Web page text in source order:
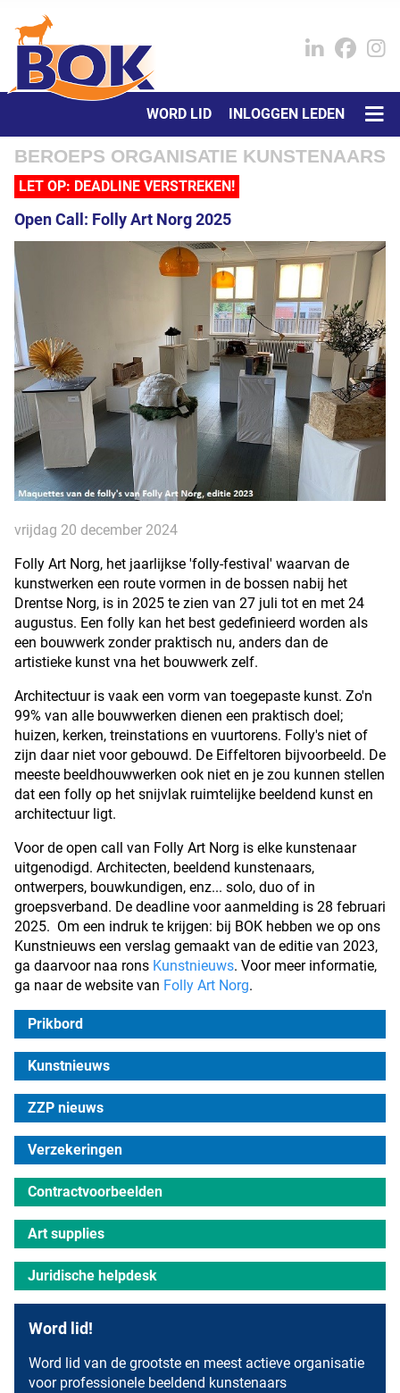
WORD LID INLOGGEN LEDEN
BEROEPS ORGANISATIE KUNSTENAARS
LET OP: DEADLINE VERSTREKEN!
Open Call: Folly Art Norg 2025
vrijdag 20 december 2024
Folly Art Norg, het jaarlijkse 'folly-festival' waarvan de
kunstwerken een route vormen in de bossen nabij het
Drentse Norg, is in 2025 te zien van 27 juli tot en met 24
augustus. Een folly kan het best gedefinieerd worden als
een bouwwerk zonder praktisch nu, anders dan de
artistieke kunst vna het bouwwerk zelf.
Architectuur is vaak een vorm van toegepaste kunst. Zo'n
99% van alle bouwwerken dienen een praktisch doel;
huizen, kerken, treinstations en vuurtorens. Folly's niet of
zijn daar niet voor gebouwd. De Eiffeltoren bijvoorbeeld. De
meeste beeldhouwwerken ook niet en je zou kunnen stellen
dat een folly op het snijvlak ruimtelijke beeldend kunst en
architectuur ligt.
Voor de open call van Folly Art Norg is elke kunstenaar
uitgenodigd. Architecten, beeldend kunstenaars,
ontwerpers, bouwkundigen, enz... solo, duo of in
groepsverband. De deadline voor aanmelding is 28 februari
2025. Om een indruk te krijgen: bij BOK hebben we op ons
Kunstnieuws een verslag gemaakt van de editie van 2023,
ga daarvoor naa rons Kunstnieuws. Voor meer informatie,
ga naar de website van Folly Art Norg.
Prikbord
Kunstnieuws
ZZP nieuws
Verzekeringen
Contractvoorbeelden
Art supplies
Juridische helpdesk
Word lid!
Word lid van de grootste en meest actieve organisatie
voor professionele beeldend kunstenaars